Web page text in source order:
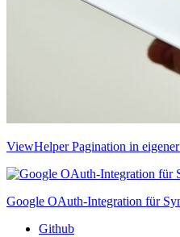
ViewHelper Pagination in
Google OAuth-Integration für
Github